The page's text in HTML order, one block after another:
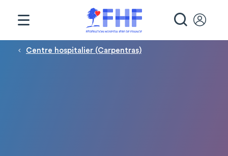
Fil d'Ariane
Centre hospitalier (Carpentras)
Panneau de gestion des cookies